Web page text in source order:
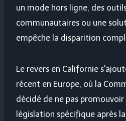
un mode hors ligne, des
communautaires ou une
empêche la disparition
Le revers en Californie
récent en Europe, où la
décidé de ne pas
législation spécifique après